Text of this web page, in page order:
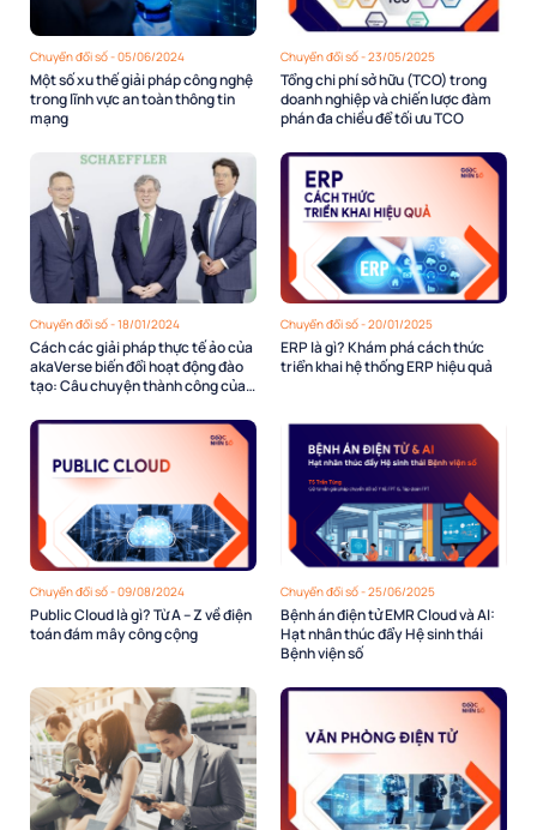
Chuyển đổi số - 05/06/2024
Một số xu thế giải pháp công nghệ
trong lĩnh vực an toàn thông tin
mạng
Chuyển đổi số - 23/05/2025
Tổng chi phí sở hữu (TCO) trong
doanh nghiệp và chiến lược đàm
phán đa chiều để tối ưu TCO
Chuyển đổi số - 18/01/2024
Cách các giải pháp thực tế ảo của
akaVerse biến đổi hoạt động đào
tạo: Câu chuyện thành công của
Chuyển đổi số - 20/01/2025
ERP là gì? Khám phá cách thức
triển khai hệ thống ERP hiệu quả
Chuyển đổi số - 09/08/2024
Public Cloud là gì? Từ A – Z về điện
toán đám mây công cộng
Chuyển đổi số - 25/06/2025
Bệnh án điện tử EMR Cloud và AI:
Hạt nhân thúc đẩy Hệ sinh thái
Bệnh viện số